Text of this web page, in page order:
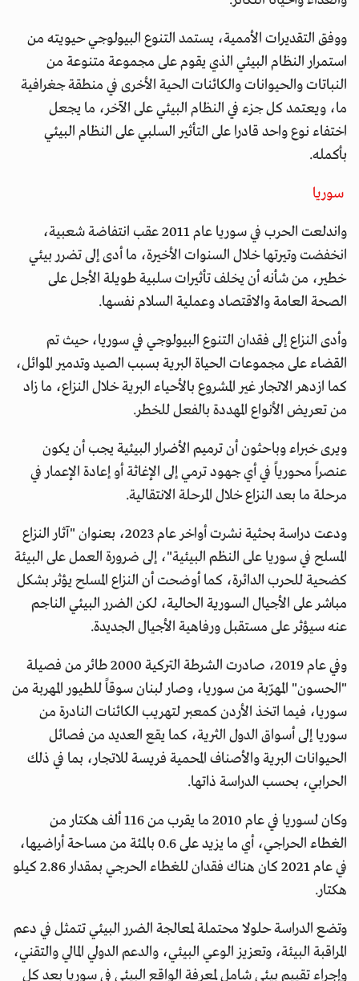
ووفق التقديرات الأممية، يستمد التنوع البيولوجي حيويته من
استمرار النظام البيئي الذي يقوم على مجموعة متنوعة من
النباتات والحيوانات والكائنات الحية الأخرى في منطقة جغرافية
ما، ويعتمد كل جزء في النظام البيئي على الآخر، ما يجعل
اختفاء نوع واحد قادرا على التأثير السلبي على النظام البيئي
بأكمله.
سوريا
واندلعت الحرب في سوريا عام 2011 عقب انتفاضة شعبية،
انخفضت وتيرتها خلال السنوات الأخيرة، ما أدى إلى تضرر بيئي
خطير، من شأنه أن يخلف تأثيرات سلبية طويلة الأجل على
الصحة العامة والاقتصاد وعملية السلام نفسها.
وأدى النزاع إلى فقدان التنوع البيولوجي في سوريا، حيث تم
القضاء على مجموعات الحياة البرية بسبب الصيد وتدمير الموائل،
كما ازدهر الاتجار غير المشروع بالأحياء البرية خلال النزاع، ما زاد
من تعريض الأنواع المهددة بالفعل للخطر.
ويرى خبراء وباحثون أن ترميم الأضرار البيئية يجب أن يكون
عنصراً محورياً في أي جهود ترمي إلى الإغاثة أو إعادة الإعمار في
مرحلة ما بعد النزاع خلال المرحلة الانتقالية.
ودعت دراسة بحثية نشرت أواخر عام 2023، بعنوان "آثار النزاع
المسلح في سوريا على النظم البيئية"، إلى ضرورة العمل على البيئة
كضحية للحرب الدائرة، كما أوضحت أن النزاع المسلح يؤثر بشكل
مباشر على الأجيال السورية الحالية، لكن الضرر البيئي الناجم
عنه سيؤثر على مستقبل ورفاهية الأجيال الجديدة.
وفي عام 2019، صادرت الشرطة التركية 2000 طائر من فصيلة
"الحسون" المهرّبة من سوريا، وصار لبنان سوقاً للطيور المهربة من
سوريا، فيما اتخذ الأردن كمعبر لتهريب الكائنات النادرة من
سوريا إلى أسواق الدول الثرية، كما يقع العديد من فصائل
الحيوانات البرية والأصناف المحمية فريسة للاتجار، بما في ذلك
الحرابي، بحسب الدراسة ذاتها.
وكان لسوريا في عام 2010 ما يقرب من 116 ألف هكتار من
الغطاء الحراجي، أي ما يزيد على 0.6 بالمئة من مساحة أراضيها،
في عام 2021 كان هناك فقدان للغطاء الحرجي بمقدار 2.86 كيلو
هكتار.
وتضع الدراسة حلولا محتملة لمعالجة الضرر البيئي تتمثل في دعم
المراقبة البيئة، وتعزيز الوعي البيئي، والدعم الدولي المالي والتقني،
وإجراء تقييم بيئي شامل لمعرفة الواقع البيئي في سوريا بعد كل